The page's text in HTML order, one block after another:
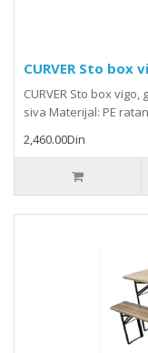
CURVER Sto box
CURVER Sto box
siva Materijal: PE
2,460.00Din